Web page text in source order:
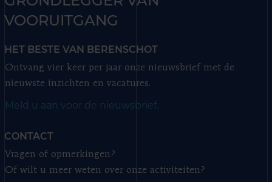
VOORUITGANG
HET BESTE VAN BERENSCHOT
Ontvang vier keer per jaar onze nieuwsbrief met de
nieuwste inzichten en vacatures.
Meld u aan voor de nieuwsbrief.
CONTACT
Vragen of opmerkingen?
Of wilt u meer weten over onze activiteiten?